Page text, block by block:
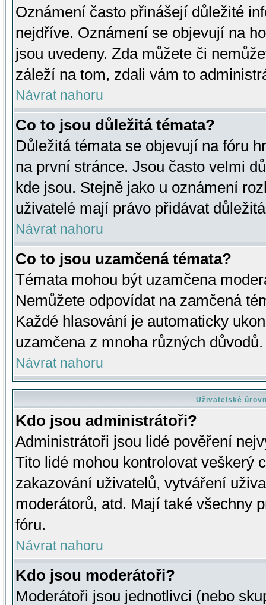
Oznámení často přinášejí důležité
nejdříve. Oznámení se objevují na
jsou uvedeny. Zda můžete či
záleží na tom, zdali vám to
Návrat nahoru
Co to jsou důležitá témata?
Důležitá témata se objevují na fóru
na první stránce. Jsou často velmi
kde jsou. Stejně jako u oznámení
uživatelé mají právo přidávat
Návrat nahoru
Co to jsou uzamčená témata?
Témata mohou být uzamčena
Nemůžete odpovídat na zamčená
Každé hlasování je automaticky
uzamčena z mnoha různých důvodů.
Návrat nahoru
Uživatelské
Kdo jsou administrátoři?
Administrátoři jsou lidé pověření
Tito lidé mohou kontrolovat veškerý
zakazování uživatelů, vytváření
moderátorů, atd. Mají také všechny
fóru.
Návrat nahoru
Kdo jsou moderátoři?
Moderátoři jsou jednotlivci (nebo